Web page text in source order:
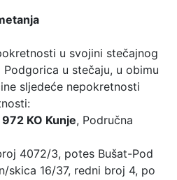
u svojini stečajnog
u stečaju, u obimu
sljedeće nepokretnosti
KO Kunje, Područna
4072/3, potes Bušat-Pod
skica 16/37, redni broj 4, po